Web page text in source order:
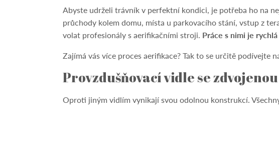
Abyste udrželi trávník v perfektní kondici, je potřeba ho na
průchody kolem domu, místa u parkovacího stání, vstup z
volat profesionály s aerifikačními stroji. Práce s nimi je
Zajímá vás více proces aerifikace? Tak to se určitě podívejte
Provzdušňovací vidle se
Oproti jiným vidlím vynikají svou odolnou konstrukcí.